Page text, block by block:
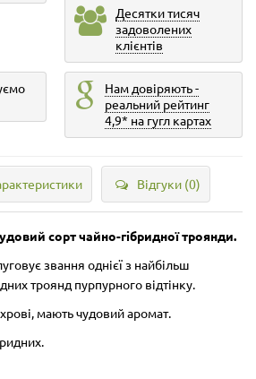
Десятки тисяч
задоволених
клієнтів
Нам довіряють -
реальний рейтинг
4,9* на гугл картах
Відгуки (0)
сорт чайно-гібридної троянди.
звання однієї з найбільш
троянд пурпурного відтінку.
мають чудовий аромат.